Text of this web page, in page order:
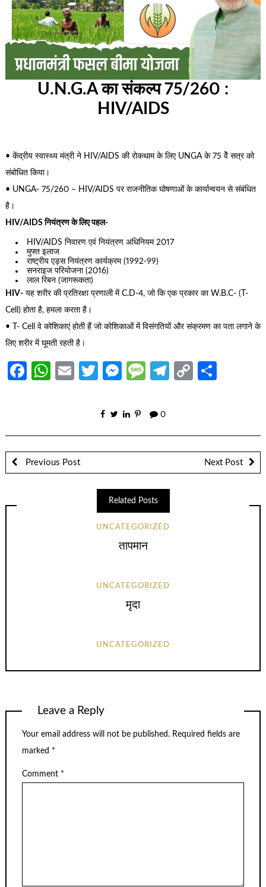
U.N.G.A का संकल्प 75/260 :
HIV/AIDS
• केंद्रीय स्वास्थ्य मंत्री ने HIV/AIDS की रोकथाम के लिए UNGA के 75 वेें सत्र को
संबोधित किया।
• UNGA- 75/260 – HIV/AIDS पर राजनीतिक घोषणाओं के कार्यान्वयन से संबंधित
है।
HIV/AIDS नियंत्रण के लिए पहल-
HIV/AIDS निवारण एवं नियंत्रण अधिनियम 2017
मुफ्त इलाज
राष्ट्रीय एड्स नियंत्रण कार्यक्रम (1992-99)
सनराइज परियोजना (2016)
लाल रिबन (जागरूकता)
HIV-यह शरीर की प्रतिरक्षा प्रणाली में C.D-4, जो कि एक प्रकार का W.B.C- (T-
Cell) होता है, हमला करता है।
• T- Cell वे कोशिकाएं होती हैं जो कोशिकाओं में विसंगतियों और संक्रमण का पता लगाने के
लिए शरीर में घूमती रहती है।
Facebook
WhatsApp
EmailTwitter
Messenger
Message
Telegram
Copy
0
Previous Post Next Post
Related Posts
UNCATEGORIZED
तापमान
UNCATEGORIZED
मृदा
UNCATEGORIZED
Leave a Reply
Your email address will not be published. Required fields are
marked *
Comment *